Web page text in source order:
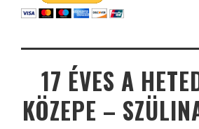
17 ÉVES A
KÖZEPE –